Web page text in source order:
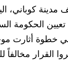
مدينة كوباني،
الحكومة
في خطوة
القرار مخالفاً